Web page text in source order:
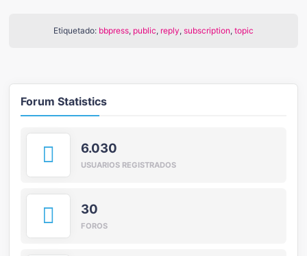
Etiquetado: bbpress, public, reply, subscription, topic
Forum Statistics
6.030
USUARIOS REGISTRADOS
30
FOROS